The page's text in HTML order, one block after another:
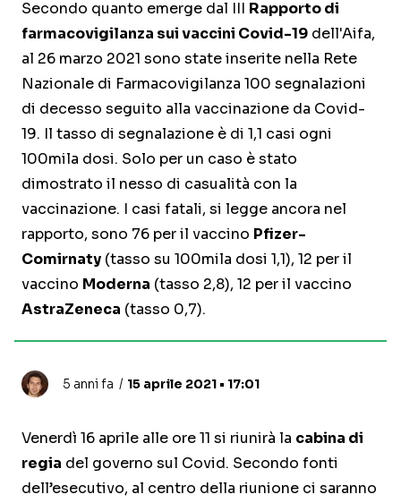
Secondo quanto emerge dal III Rapporto di
farmacovigilanza sui vaccini Covid-19 dell'Aifa,
al 26 marzo 2021 sono state inserite nella Rete
Nazionale di Farmacovigilanza 100 segnalazioni
di decesso seguito alla vaccinazione da Covid-
19. Il tasso di segnalazione è di 1,1 casi ogni
100mila dosi. Solo per un caso è stato
dimostrato il nesso di casualità con la
vaccinazione. I casi fatali, si legge ancora nel
rapporto, sono 76 per il vaccino Pfizer-
Comirnaty (tasso su 100mila dosi 1,1), 12 per il
vaccino Moderna (tasso 2,8), 12 per il vaccino
AstraZeneca (tasso 0,7).
5 anni fa 15 aprile 2021 • 17:01
Venerdì 16 aprile alle ore 11 si riunirà la cabina di
regia del governo sul Covid. Secondo fonti
dell’esecutivo, al centro della riunione ci saranno